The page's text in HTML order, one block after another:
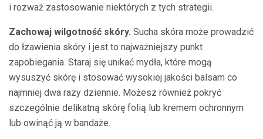
i rozważ zastosowanie niektórych z tych strategii.
Zachowaj wilgotność skóry. Sucha skóra może prowadzić
do łzawienia skóry i jest to najważniejszy punkt
zapobiegania. Staraj się unikać mydła, które mogą
wysuszyć skórę i stosować wysokiej jakości balsam co
najmniej dwa razy dziennie. Możesz również pokryć
szczególnie delikatną skórę folią lub kremem ochronnym
lub owinąć ją w bandaże.